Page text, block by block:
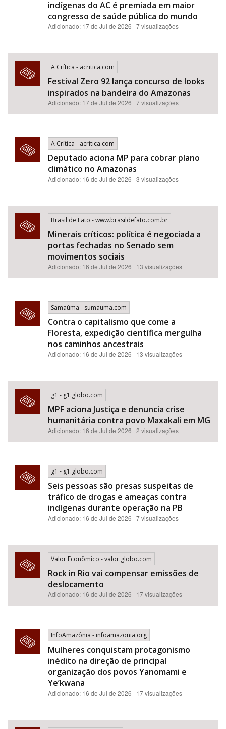
indígenas do AC é premiada em maior
congresso de saúde pública do mundo
Adicionado: 17 de Jul de 2026 | 7 visualizações
A Crítica - acritica.com
Festival Zero 92 lança concurso de looks
inspirados na bandeira do Amazonas
Adicionado: 17 de Jul de 2026 | 7 visualizações
A Crítica - acritica.com
Deputado aciona MP para cobrar plano
climático no Amazonas
Adicionado: 16 de Jul de 2026 | 3 visualizações
Brasil de Fato - www.brasildefato.com.br
Minerais críticos: política é negociada a
portas fechadas no Senado sem
movimentos sociais
Adicionado: 16 de Jul de 2026 | 13 visualizações
Samaúma - sumauma.com
Contra o capitalismo que come a
Floresta, expedição científica mergulha
nos caminhos ancestrais
Adicionado: 16 de Jul de 2026 | 13 visualizações
g1 - g1.globo.com
MPF aciona Justiça e denuncia crise
humanitária contra povo Maxakali em MG
Adicionado: 16 de Jul de 2026 | 2 visualizações
g1 - g1.globo.com
Seis pessoas são presas suspeitas de
tráfico de drogas e ameaças contra
indígenas durante operação na PB
Adicionado: 16 de Jul de 2026 | 7 visualizações
Valor Econômico - valor.globo.com
Rock in Rio vai compensar emissões de
deslocamento
Adicionado: 16 de Jul de 2026 | 17 visualizações
InfoAmazônia - infoamazonia.org
Mulheres conquistam protagonismo
inédito na direção de principal
organização dos povos Yanomami e
Ye’kwana
Adicionado: 16 de Jul de 2026 | 17 visualizações